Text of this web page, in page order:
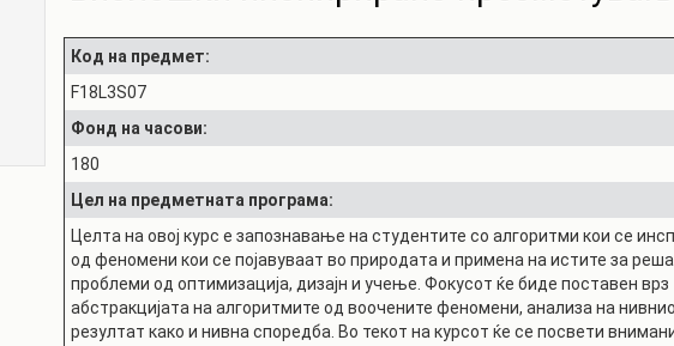
ИНСТИТУТИ
И ДОКУМЕНТИ
ДЕЈНОСТ
ФИНАНСИИ
ИСТОРИЈАТ
ФИНКИ Е МОЈ
СТУДИИ
И СТРУЧНИ ОБУКИ
СТУДЕНТСКА
СЛУЖБА
СТУДЕНТСКИ
ОРГАНИЗАЦИИ
Код на предмет:
F18L3S07
Фонд на часови:
180
Цел на предметната програма:
Целта на овој курс е запознавање на студентите со алгоритми кои се
од феномени кои се појавуваат во природата и примена на истите за
проблеми од оптимизација, дизајн и учење. Фокусот ќе биде поставен врз
абстракцијата на алгоритмите од воочените феномени, анализа на
резултат како и нивна споредба. Во текот на курсот ќе се посвети